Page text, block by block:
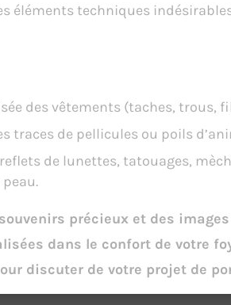
éléments techniques
des vêtements (taches, trous,
traces de pellicules ou poils
de lunettes, tatouages,
précieux et des
dans le confort de votre
discuter de votre projet de